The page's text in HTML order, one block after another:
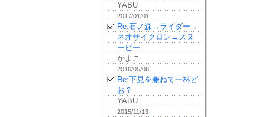
YABU
2017/01/01
Re:石ノ森→ライダー→
ネオサイクロン→スヌ
ーピー
かよこ
2016/05/08
Re:下見を兼ねて一杯ど
お？
YABU
2015/11/13